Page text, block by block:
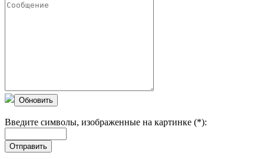
Обновить
Введите символы, изображенные на картинке (*):
Отправить